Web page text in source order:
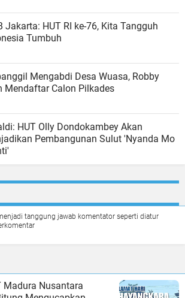
Jakarta: HUT RI ke-76, Kita Tangguh
Tumbuh
Mengabdi Desa Wuasa, Robby
Mendaftar Calon Pilkades
HUT Olly Dondokambey Akan
Pembangunan Sulut 'Nyanda Mo
tanggung jawab komentator seperti diatur
Madura Nusantara